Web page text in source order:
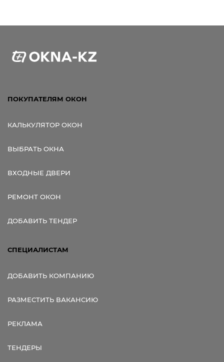
ПОКУПАТЕЛЯМ ОКОН
КАЛЬКУЛЯТОР ОКОН
ВЫБРАТЬ ОКНА
ВХОДНЫЕ ДВЕРИ
РЕМОНТ ОКОН
ДОБАВИТЬ ТЕНДЕР
СПЕЦИАЛИСТАМ
ДОБАВИТЬ КОМПАНИЮ
РАЗМЕСТИТЬ ВАКАНСИЮ
РЕКЛАМА
ТЕНДЕРЫ